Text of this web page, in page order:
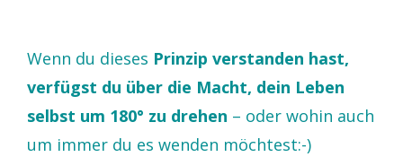
Wenn du dieses Prinzip verstanden hast,
verfügst du über die Macht, dein Leben
selbst um 180° zu drehen – oder wohin auch
um immer du es wenden möchtest:-)